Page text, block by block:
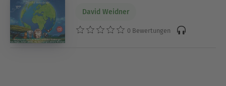
David Weidner
0 Bewertungen